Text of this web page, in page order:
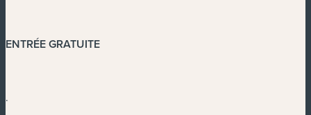
ENTRÉE GRATUITE
.